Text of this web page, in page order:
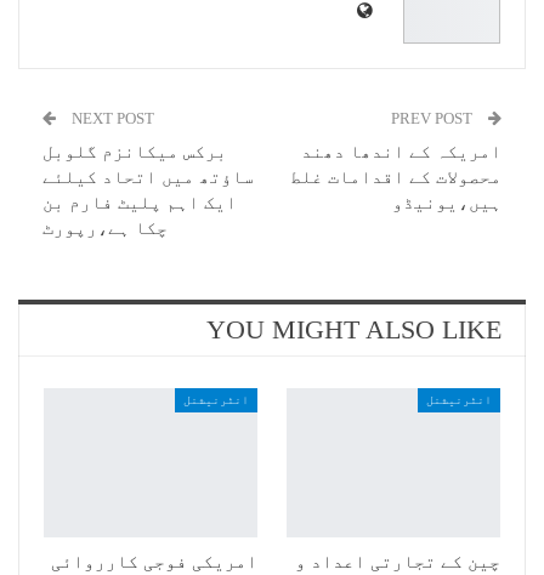
امریکہ کے اندھا دھند
محصولات کے اقدامات غلط
ہیں،یونیڈو
NEXT POST
برکس میکانزم گلوبل
ساؤتھ میں اتحاد کیلئے
ایک اہم پلیٹ فارم بن
چکا ہے،رپورٹ
YOU MIGHT ALSO LIKE
انٹرنیشنل
چین کے تجارتی اعداد و
انٹرنیشنل
امریکی فوجی کارروائی